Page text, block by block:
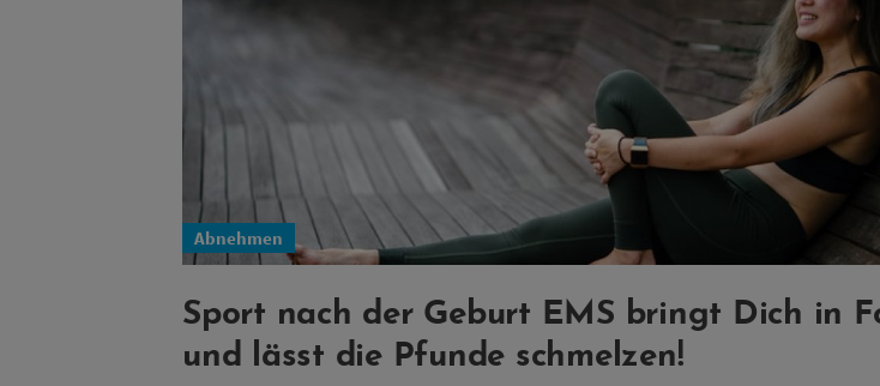
Abnehmen
Sport nach der Geburt EMS bringt Dich in
und lässt die Pfunde schmelzen!